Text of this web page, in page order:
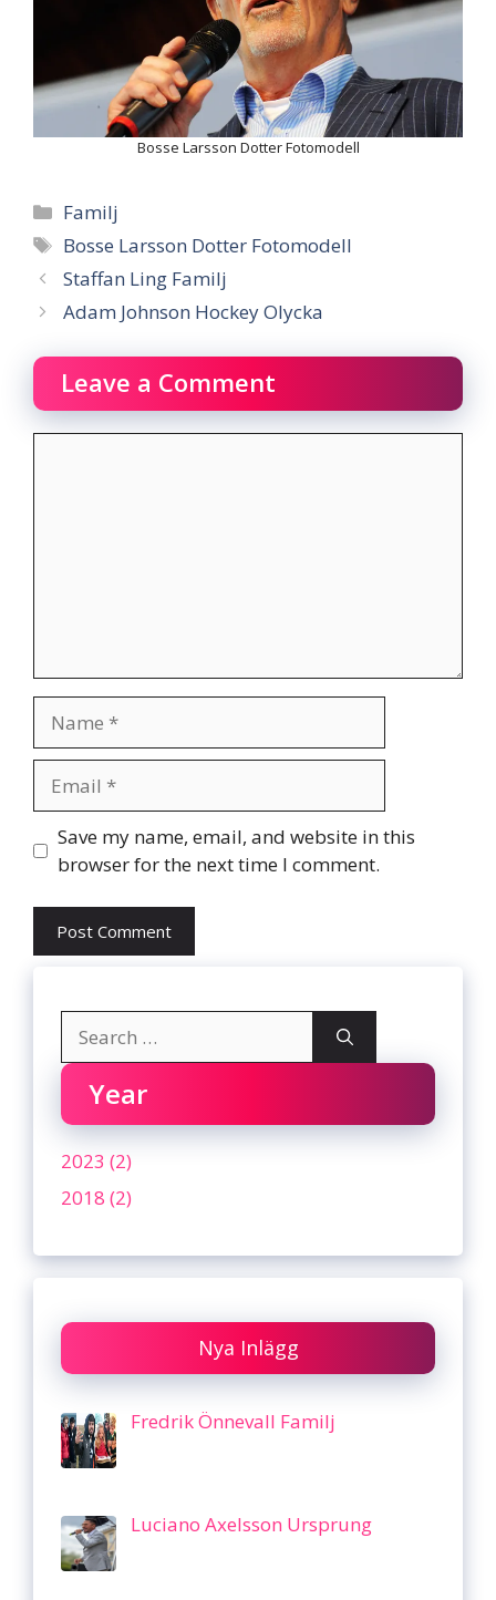
Bosse Larsson Dotter Fotomodell
Categories
Familj
Tags
Bosse Larsson Dotter Fotomodell
Staffan Ling Familj
Adam Johnson Hockey Olycka
Leave a Comment
Website
Save my name, email, and website in this
browser for the next time I comment.
for:
Year
2023 (2)
2018 (2)
Nya Inlägg
Fredrik Önnevall Familj
Luciano Axelsson Ursprung